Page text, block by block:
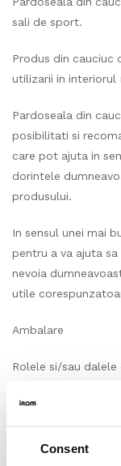
Consent
sali de sport.
Produs din
utilizarii in
Pardoseala din
posibilitati si
care pot ajuta in
dorintele
produsului.
In sensul unei mai
pentru a va ajuta
nevoia
utile
Ambalare
Rolele si/sau
tehnica a fiecarui
Produsul solicitat